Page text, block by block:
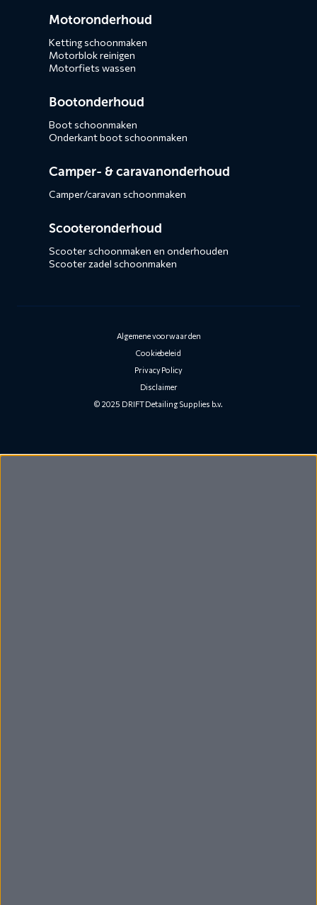
Motoronderhoud
Ketting schoonmaken
Motorblok reinigen
Motorfiets wassen
Bootonderhoud
Boot schoonmaken
Onderkant boot schoonmaken
Camper- & caravanonderhoud
Camper/caravan schoonmaken
Scooteronderhoud
Scooter schoonmaken en onderhouden
Scooter zadel schoonmaken
Algemene voorwaarden
Cookiebeleid
Privacy Policy
Disclaimer
© 2025 DRIFT Detailing Supplies b.v.